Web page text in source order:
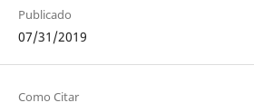
Publicado
07/31/2019
Como Citar